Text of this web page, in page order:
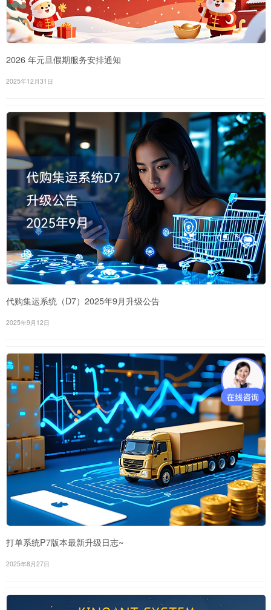
2026 年元旦假期服务安排通知
2025年12月31日
代购集运系统（D7）2025年9月升级公告
2025年9月12日
打单系统P7版本最新升级日志~
2025年8月27日